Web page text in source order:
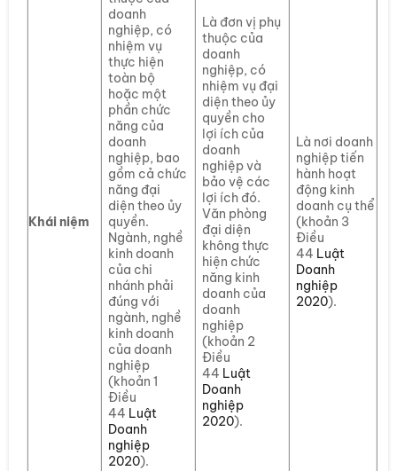
Khái niệm
doanh
nghiệp, có
nhiệm vụ
thực hiện
toàn bộ
hoặc một
phần chức
năng của
doanh
nghiệp, bao
gồm cả chức
năng đại
diện theo ủy
quyền.
Ngành, nghề
kinh doanh
của chi
nhánh phải
đúng với
ngành, nghề
kinh doanh
của doanh
nghiệp
(khoản 1
Điều
44 Luật
Doanh
nghiệp
2020).
Là đơn vị phụ
thuộc của
doanh
nghiệp, có
nhiệm vụ đại
diện theo ủy
quyền cho
lợi ích của
doanh
nghiệp và
bảo vệ các
lợi ích đó.
Văn phòng
đại diện
không thực
hiện chức
năng kinh
doanh của
doanh
nghiệp
(khoản 2
Điều
44 Luật
Doanh
nghiệp
2020).
Là nơi doanh
nghiệp tiến
hành hoạt
động kinh
doanh cụ thể
(khoản 3
Điều
44 Luật
Doanh
nghiệp
2020).